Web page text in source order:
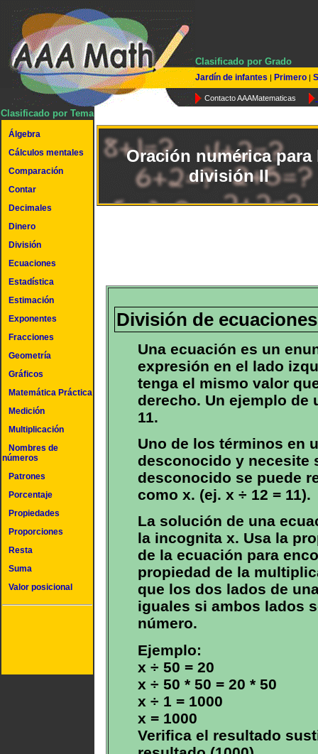
Clasificado por Grado
Jardín de infantes | Primero |
Contacto AAAMatematicas
Clasificado por Tema
Álgebra
Cálculos mentales
Comparación
Contar
Decimales
Dinero
División
Ecuaciones
Estadística
Estimación
Exponentes
Fracciones
Geometría
Gráficos
Matemática Práctica
Medición
Multiplicación
Nombres de
números
Patrones
Porcentaje
Propiedades
Proporciones
Resta
Suma
Valor posicional
Oración numérica para
división II
División de
Una ecuación es un
expresión en el lado
tenga el mismo valor
derecho. Un ejemplo de
11.
Uno de los términos en
desconocido y necesite
desconocido se puede
como x. (ej. x ÷ 12 = 11).
La solución de una
la incognita x. Usa la
de la ecuación para
propiedad de la
que los dos lados de
iguales si ambos lados
número.
Ejemplo:
x ÷ 50 = 20
x ÷ 50 * 50 = 20 * 50
x ÷ 1 = 1000
x = 1000
Verifica el resultado